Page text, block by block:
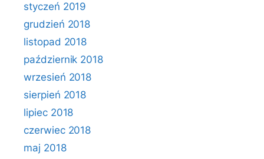
styczeń 2019
grudzień 2018
listopad 2018
październik 2018
wrzesień 2018
sierpień 2018
lipiec 2018
czerwiec 2018
maj 2018